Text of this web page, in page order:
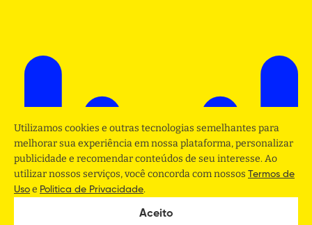
Utilizamos cookies e outras tecnologias semelhantes para
melhorar sua experiência em nossa plataforma, personalizar
publicidade e recomendar conteúdos de seu interesse. Ao
utilizar nossos serviços, você concorda com nossos Termos de
Uso e Politica de Privacidade.
Aceito